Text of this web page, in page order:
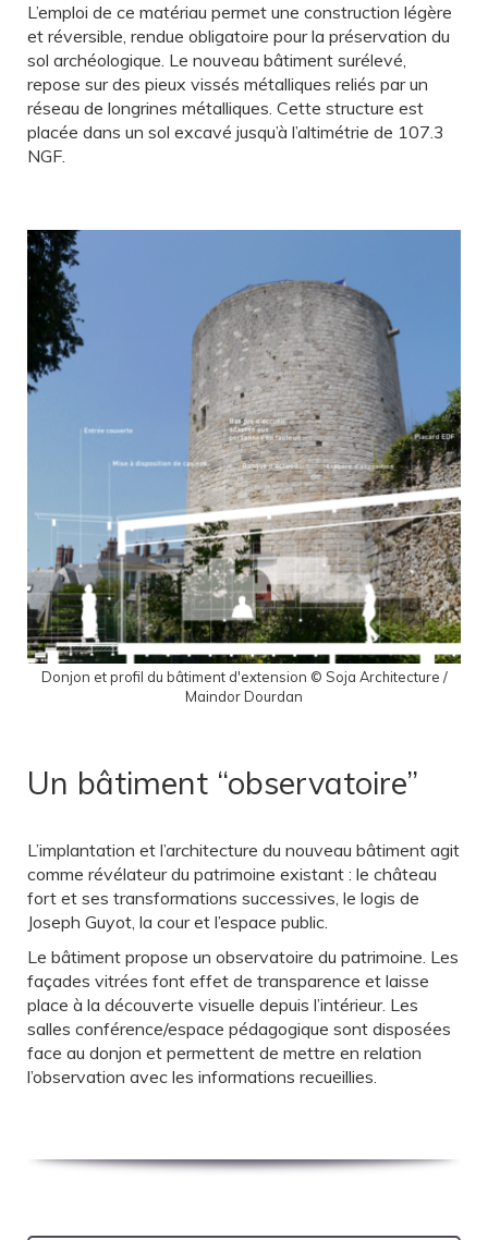
L’emploi de ce matériau permet une construction légère
et réversible, rendue obligatoire pour la préservation du
sol archéologique. Le nouveau bâtiment surélevé,
repose sur des pieux vissés métalliques reliés par un
réseau de longrines métalliques. Cette structure est
placée dans un sol excavé jusqu’à l’altimétrie de 107.3
NGF.
Donjon et profil du bâtiment d'extension © Soja Architecture /
Maindor Dourdan
Un bâtiment “observatoire”
L’implantation et l’architecture du nouveau bâtiment agit
comme révélateur du patrimoine existant : le château
fort et ses transformations successives, le logis de
Joseph Guyot, la cour et l’espace public.
Le bâtiment propose un observatoire du patrimoine. Les
façades vitrées font effet de transparence et laisse
place à la découverte visuelle depuis l’intérieur. Les
salles conférence/espace pédagogique sont disposées
face au donjon et permettent de mettre en relation
l’observation avec les informations recueillies.